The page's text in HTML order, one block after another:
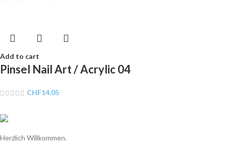
Add to cart
Pinsel Nail Art / Acrylic 04
CHF14.05
Herzlich Willkommen.